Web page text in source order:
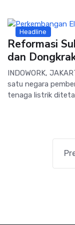
Headline
Reformasi
dan
INDOWORK,
satu negara
tenaga listrik